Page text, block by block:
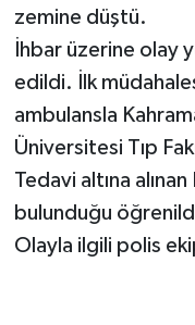
zemine düştü.
İhbar üzerine olay
edildi. İlk
ambulansla
Üniversitesi Tıp
Tedavi altına
bulunduğu
Olayla ilgili polis